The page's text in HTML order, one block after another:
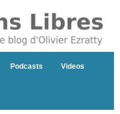
Podcasts Videos